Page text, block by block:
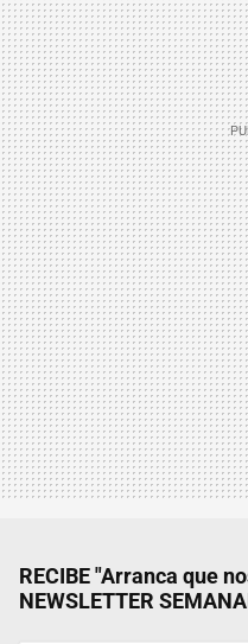
RECIBE "Arranca que
NEWSLETTER